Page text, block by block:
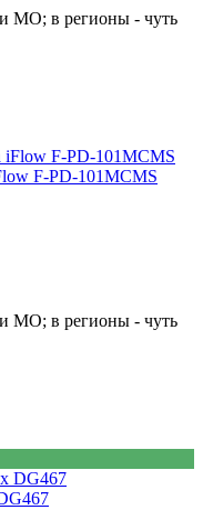
МО; в регионы - чуть
F-PD-101MCMS
МО; в регионы - чуть